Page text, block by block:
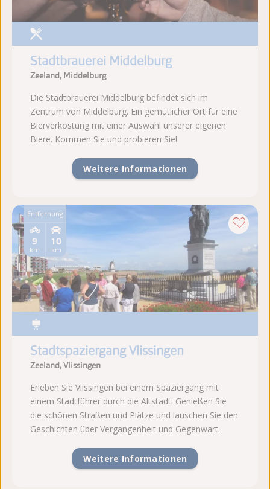
Stadtbrauerei Middelburg
Zeeland, Middelburg
Die Stadtbrauerei Middelburg befindet sich im
Zentrum von Middelburg. Ein gemütlicher Ort für eine
Bierverkostung mit einer Auswahl unserer eigenen
Biere. Kommen Sie und probieren Sie!
Weitere Informationen
Entfernung
10
km
9
km
Stadtspaziergang Vlissingen
Zeeland, Vlissingen
Erleben Sie Vlissingen bei einem Spaziergang mit
einem Stadtführer durch die Altstadt. Genießen Sie
die schönen Straßen und Plätze und lauschen Sie den
Geschichten über Vergangenheit und Gegenwart.
Weitere Informationen